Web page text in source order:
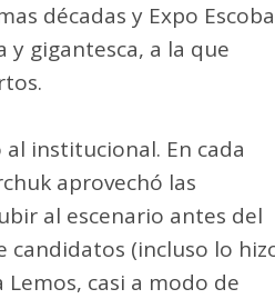
décadas y Expo
gigantesca, a la que
institucional. En cada
aprovechó las
al escenario antes del
candidatos (incluso lo
casi a modo de